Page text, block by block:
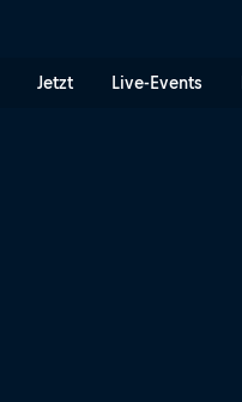
Jetzt Live-Events